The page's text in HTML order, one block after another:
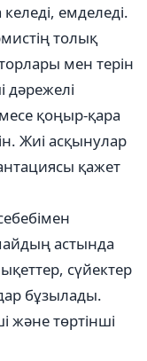
емделеді.
толық
мен терін
қоңыр-қара
Жиі асқынулар
қажет
астында
сүйектер
бұзылады.
және төртінші